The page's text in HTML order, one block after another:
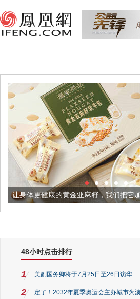
康的黄金亚麻籽，我们把它加到了牛轧糖里
48小时点击排行
1 美副国务卿将于7月25日至26日访华
2 定了！2032年夏季奥运会主办城市为